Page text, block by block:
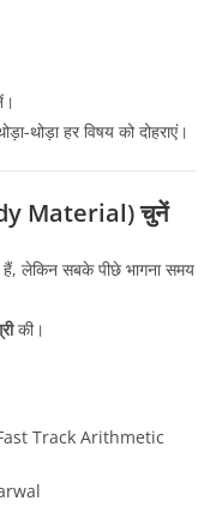
थोड़ा हर विषय को दोहराएं।
Material) चुनें
लेकिन सबके पीछे भागना समय
की।
Track Arithmetic